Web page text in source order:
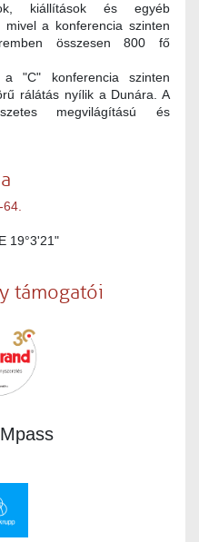
kiállítások és egyéb
mivel a konferencia szinten
összesen 800 fő
"C" konferencia szinten
rálátás nyílik a Dunára. A
megvilágítású és
64.
19°3'21"
támogatói